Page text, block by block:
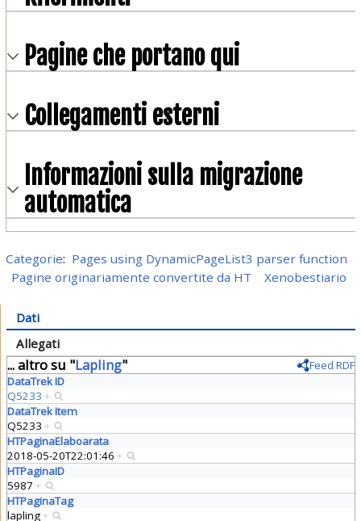
Pagine che portano qui
Collegamenti esterni
Informazioni sulla migrazione
automatica
Categorie: Pages using DynamicPageList3 parser function
Pagine originariamente convertite da HT
Xenobestiario
Dati
Allegati
... altro su "Lapling"
Feed RDF
DataTrek ID
Q5233 +
DataTrek Item
Q5233 +
HTPaginaElaboarata
2018-05-20T22:01:46 +
HTPaginaID
5987 +
HTPaginaTag
lapling+